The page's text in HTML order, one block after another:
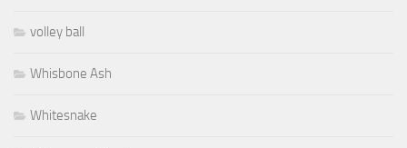
volley ball
Whisbone Ash
Whitesnake